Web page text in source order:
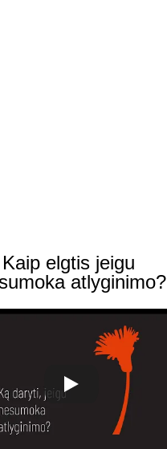
Kaip elgtis jeigu
atlyginimo?